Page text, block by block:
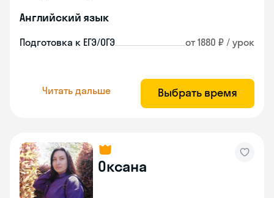
Английский язык
Подготовка к ЕГЭ/ОГЭ от 1880 ₽ / урок
Читать дальше Выбрать время
Оксана